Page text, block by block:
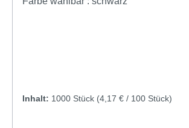
Inhalt: 1000 Stück (4,17 € / 100 Stück)